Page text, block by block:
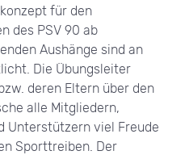
für den
des PSV 90 ab
Aushänge sind an
Die Übungsleiter
deren Eltern über den
alle Mitgliedern,
Unterstützern viel Freude
Sporttreiben. Der